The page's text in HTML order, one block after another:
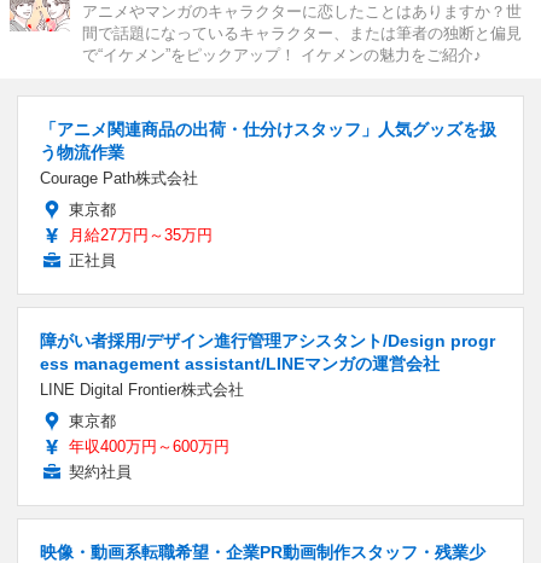
アニメやマンガのキャラクターに恋したことはありますか？世
間で話題になっているキャラクター、または筆者の独断と偏見
で“イケメン”をピックアップ！ イケメンの魅力をご紹介♪
「アニメ関連商品の出荷・仕分けスタッフ」人気グッズを扱
う物流作業
Courage Path株式会社
東京都
月給27万円～35万円
正社員
障がい者採用/デザイン進行管理アシスタント/Design progr
ess management assistant/LINEマンガの運営会社
LINE Digital Frontier株式会社
東京都
年収400万円～600万円
契約社員
映像・動画系転職希望・企業PR動画制作スタッフ・残業少